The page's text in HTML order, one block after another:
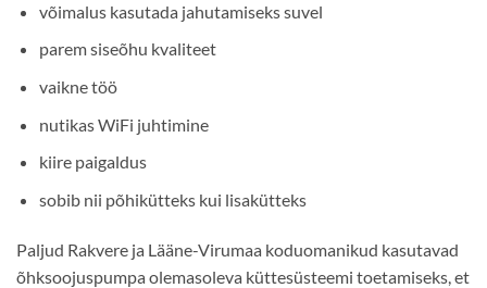
võimalus kasutada jahutamiseks suvel
parem siseõhu kvaliteet
vaikne töö
nutikas WiFi juhtimine
kiire paigaldus
sobib nii põhikütteks kui lisakütteks
Paljud Rakvere ja Lääne-Virumaa koduomanikud kasutavad
õhksoojuspumpa olemasoleva küttesüsteemi toetamiseks, et